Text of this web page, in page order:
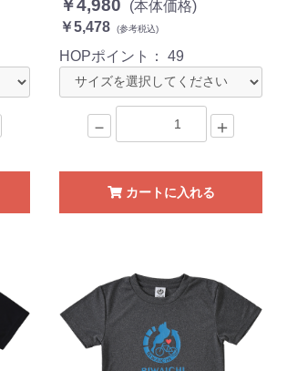
￥4,980
(本体価格)
￥5,478
(参考税込)
HOPポイント：49
－ ＋
カートに入れる